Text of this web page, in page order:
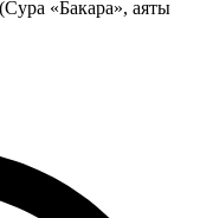
«Бакара», аяты